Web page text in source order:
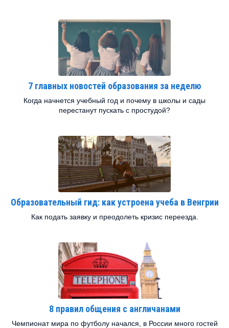
7 главных новостей образования за неделю
Когда начнется учебный год и почему в школы и сады
перестанут пускать с простудой?
Образовательный гид: как устроена учеба в Венгрии
Как подать заявку и преодолеть кризис переезда.
8 правил общения с англичанами
Чемпионат мира по футболу начался, в России много гостей